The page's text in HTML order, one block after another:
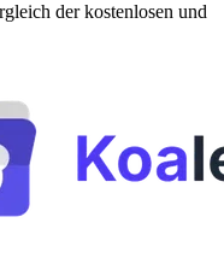
der kostenlosen und